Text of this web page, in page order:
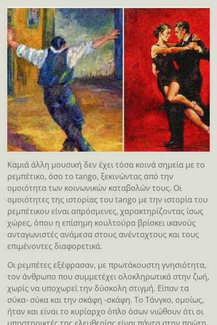
Καμιά άλλη μουσική δεν έχει τόσα κοινά σημεία με το
ρεμπέτικο, όσο το tango, ξεκινώντας από την
ομοιότητα των κοινωνικών καταβολών τους. Οι
ομοιότητες της ιστορίας του tango με την ιστορία του
ρεμπέτικου είναι απρόσμενες, χαρακτηρίζοντας ίσως
χώρες, όπου η επίσημη κουλτούρα βρίσκει ικανούς
ανταγωνιστές ανάμεσα στους ανένταχτους και τους
επιμένοντες διαφορετικά.
Οι ρεμπέτες εξέφρασαν, με πρωτάκουστη γνησιότητα,
τον άνθρωπο που συμμετέχει ολοκληρωτικά στην ζωή,
χωρίς να υποχωρεί την δύσκολη στιγμή. Είπαν τα
σύκα- σύκα και την σκάφη -σκάφη. Το Τάνγκο, ομοίως,
ήταν και είναι το κυρίαρχο όπλο όσων νιώθουν ότι οι
υποστηρικτές της ελευθερίας είναι πάντα στην πρώτη